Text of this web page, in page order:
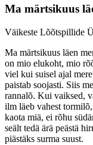
Ma märtsikuus
Väikeste Lõõtspillide
Ma märtsikuus läen
on mio elukoht, mio
viel kui suisel ajal
paistab soojasti. Siis
rannalõ. Kui vaiksed,
ilm läeb vahest
kaota miä, ei rõhu
seält tedä ärä peästä
piästäks surma suust.